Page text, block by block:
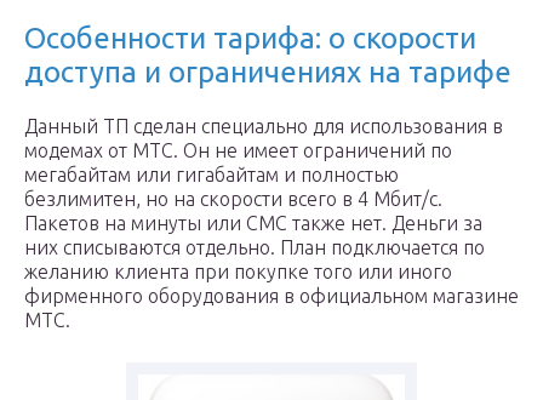
Особенности тарифа: о скорости
доступа и ограничениях на тарифе
Данный ТП сделан специально для использования в
модемах от МТС. Он не имеет ограничений по
мегабайтам или гигабайтам и полностью
безлимитен, но на скорости всего в 4 Мбит/с.
Пакетов на минуты или СМС также нет. Деньги за
них списываются отдельно. План подключается по
желанию клиента при покупке того или иного
фирменного оборудования в официальном магазине
МТC.